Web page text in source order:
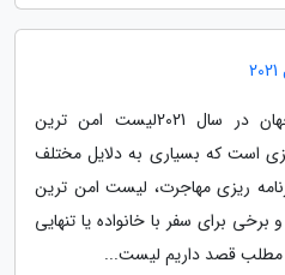
لیست امن ترین کشورهای جهان در سال 2021لیست امن ترین
جهان در سال 2021 چیزی است که بسیاری به دلایل مختلف
ریزی مهاجرت، لیست امن ترین
برای سفر با خانواده یا تنهایی
مطلب قصد داریم لیست...